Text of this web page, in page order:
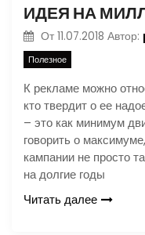
ИДЕЯ НА
От 11.07.2018 Автор:
Полезное
К рекламе можно
кто твердит о ее
– это как минимум
говорить о
кампании не просто
на долгие годы
Читать далее